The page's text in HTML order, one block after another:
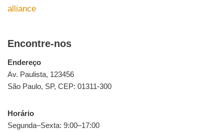
alliance
Encontre-nos
Endereço
Av. Paulista, 123456
São Paulo, SP, CEP: 01311-300
Horário
Segunda–Sexta: 9:00–17:00